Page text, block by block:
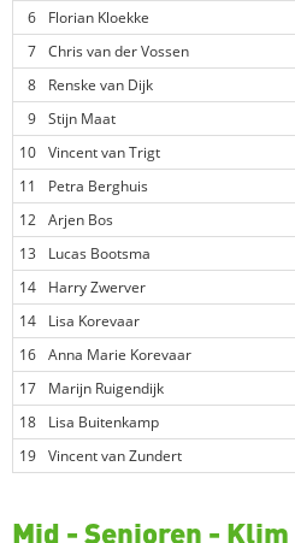
6
Florian Kloekke
7 Chris van der Vossen
8
Renske van Dijk
9 Stijn Maat
10 Vincent van Trigt
11
Petra Berghuis
12 Arjen Bos
13
Lucas Bootsma
14
Harry Zwerver
14
Lisa Korevaar
16 Anna Marie Korevaar
17
Marijn Ruigendijk
18
Lisa Buitenkamp
19 Vincent van Zundert
Mid - Senioren - Klim